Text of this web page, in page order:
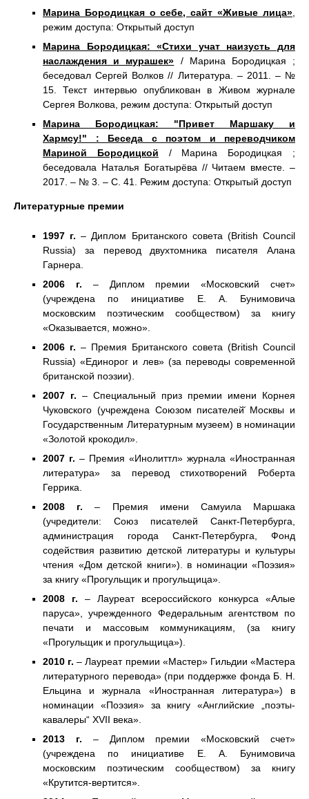
Марина Бородицкая о себе, сайт «Живые лица»,
режим доступа: Открытый доступ
Марина Бородицкая: «Стихи учат наизусть для
наслаждения и мурашек» / Марина Бородицкая ;
беседовал Сергей Волков // Литература. – 2011. – №
15. Текст интервью опубликован в Живом журнале
Сергея Волкова, режим доступа: Открытый доступ
Марина Бородицкая: "Привет Маршаку и
Хармсу!" : Беседа с поэтом и переводчиком
Мариной Бородицкой / Марина Бородицкая ;
беседовала Наталья Богатырёва // Читаем вместе. –
2017. – № 3. – С. 41. Режим доступа: Открытый доступ
Литературные премии
1997 г. – Диплом Британского совета (British Council
Russia) за перевод двухтомника писателя Алана
Гарнера.
2006 г. – Диплом премии «Московский счет»
(учреждена по инициативе Е. А. Бунимовича
московским поэтическим сообществом) за книгу
«Оказывается, можно».
2006 г. – Премия Британского совета (British Council
Russia) «Единорог и лев» (за переводы современной
британской поэзии).
2007 г. – Специальный приз премии имени Корнея
Чуковского (учреждена Союзом писателей̆ Москвы и
Государственным Литературным музеем) в номинации
«Золотой крокодил».
2007 г. – Премия «Инолиттл» журнала «Иностранная
литература» за перевод стихотворений Роберта
Геррика.
2008 г. – Премия имени Самуила Маршака
(учредители: Союз писателей Санкт-Петербурга,
администрация города Санкт-Петербурга, Фонд
содействия развитию детской литературы и культуры
чтения «Дом детской книги»). в номинации «Поэзия»
за книгу «Прогульщик и прогульщица».
2008 г. – Лауреат всероссийского конкурса «Алые
паруса», учрежденного Федеральным агентством по
печати и массовым коммуникациям, (за книгу
«Прогульщик и прогульщица»).
2010 г. – Лауреат премии «Мастер» Гильдии «Мастера
литературного перевода» (при поддержке фонда Б. Н.
Ельцина и журнала «Иностранная литература») в
номинации «Поэзия» за книгу «Английские „поэты-
кавалеры“ XVII века».
2013 г. – Диплом премии «Московский счет»
(учреждена по инициативе Е. А. Бунимовича
московским поэтическим сообществом) за книгу
«Крутится-вертится».